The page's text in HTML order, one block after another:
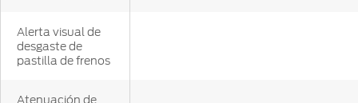
Alerta visual de
desgaste de
pastilla de frenos
Atenuación de